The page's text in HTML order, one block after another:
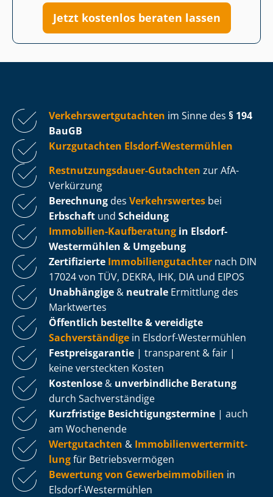
Jetzt kostenlos beraten lassen
Ver­kehrs­wert­gut­ach­ten im Sinne des § 194
BauGB
Kurzgutachten Elsdorf-Westermühlen
Rest­nut­zungs­dau­er-Gutachten zur AfA-
Verkürzung
Berechnung des Verkehrswertes bei
Erbschaft und Scheidung
Immobilien-Kaufberatung in Elsdorf-
Westermühlen & Umgebung
Zertifizierte Im­mo­bi­li­en­gut­ach­ter nach DIN
17024 von TÜV, DEKRA, IHK, DIA und EIPOS
Unabhängige & neutrale Ermittlung des
Marktwertes
Öffentlich bestellte & vereidigte
Sachverständige in Elsdorf-Westermühlen
Fest­preis­ga­ran­tie | transparent & fair |
keine versteckten Kosten
Kostenlose & unverbindliche Beratung
durch Sachverständige
Kurzfristige Be­sich­ti­gungs­ter­mi­ne | auch
am Wochenende
Wertgutachten & Im­mo­bi­li­en­wert­ermitt­
lungfür Be­triebs­ver­mö­gen
Bewertung von Ge­wer­be­im­mo­bi­li­en in
Elsdorf-Westermühlen